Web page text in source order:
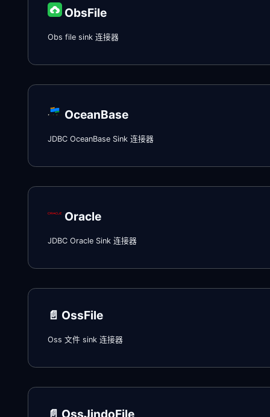
ObsFile
Obs file sink 连接器
OceanBase
JDBC OceanBase Sink 连接器
Oracle
JDBC Oracle Sink 连接器
📄️ OssFile
Oss 文件 sink 连接器
📄️ OssJindoFile